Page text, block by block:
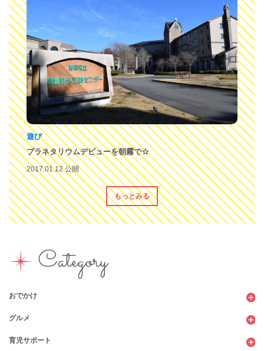
遊び
プラネタリウムデビューを朝霧で☆
2017.01.12 公開
もっとみる
Category
おでかけ
観光
ショッピング
グルメ
カフェ・レストラン
育児サポート